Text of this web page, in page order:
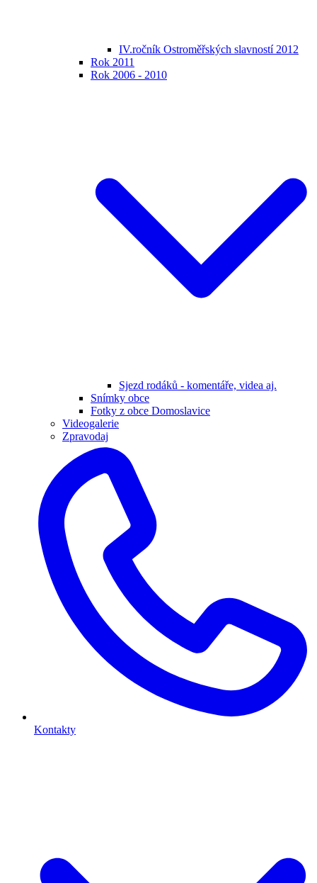
IV.ročník Ostroměřských slavností 2012
Rok 2011
Rok 2006 - 2010
Sjezd rodáků - komentáře, videa aj.
Snímky obce
Fotky z obce Domoslavice
Videogalerie
Zpravodaj
Kontakty